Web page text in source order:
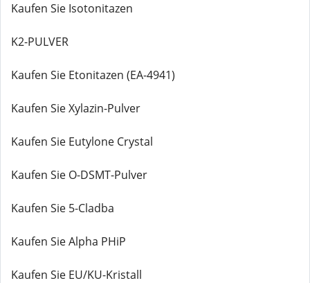
Kaufen Sie Isotonitazen
K2-PULVER
Kaufen Sie Etonitazen (EA-4941)
Kaufen Sie Xylazin-Pulver
Kaufen Sie Eutylone Crystal
Kaufen Sie O-DSMT-Pulver
Kaufen Sie 5-Cladba
Kaufen Sie Alpha PHiP
Kaufen Sie EU/KU-Kristall